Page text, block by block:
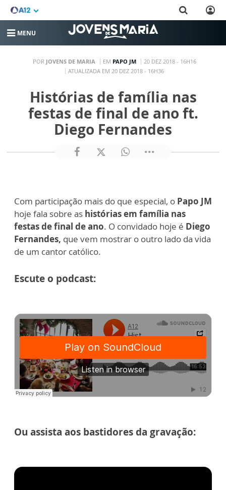
MENU
POR JOVENS DE MARIA EM PAPO JM
20 DEZ 2018 - 16H16
ATUALIZADA EM 20 DEZ 2018 - 16H36
Histórias de família nas
festas de final de ano ft.
Diego Fernandes
Com participação mais do que especial, o Papo JM
hoje fala sobre as histórias em família nas
festas de final de ano. O convidado hoje é Diego
Fernandes, que vem mostrar o outro lado da vida
de um cantor católico.
Escute o podcast:
Ou assista aos bastidores da gravação: